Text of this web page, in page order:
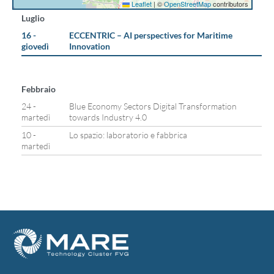
Leaflet | ©OpenStreetMapcontributors
Luglio
16 -
giovedì
ECCENTRIC – AI perspectives for Maritime
Innovation
Febbraio
24 -
martedì
Blue Economy Sectors Digital Transformation
towards Industry 4.0
10 -
martedì
Lo spazio: laboratorio e fabbrica